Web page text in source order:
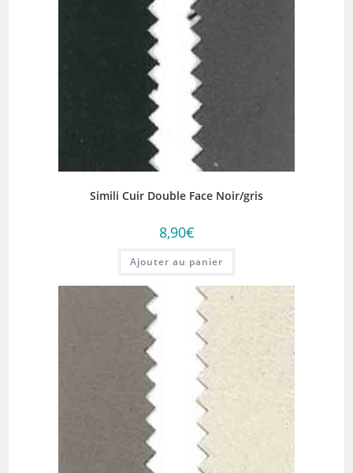
Simili Cuir Double Face Noir/gris
8,90€
Ajouter au panier